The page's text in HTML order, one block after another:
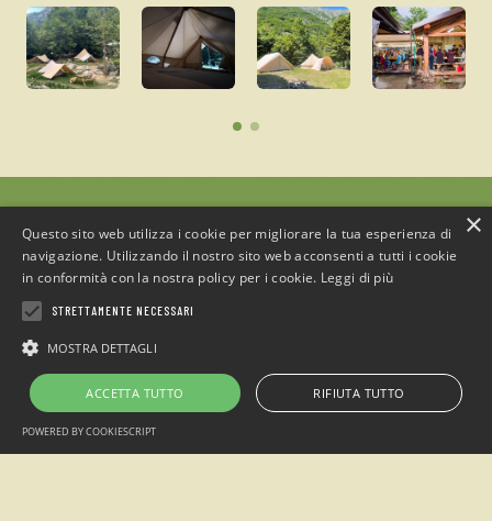
Campeggio“Sotto il Faggio”
Telefono: +39 0171.1935515 / Cell. +39 349.7305438
Email:
Alpimanie s.n.c - P.IVA 02770870042
2026 © Campeggio Sotto il Faggio creato daVisualworks
×
Questo sito web utilizza i cookie per migliorare la tua esperienza di
navigazione. Utilizzando il nostro sito web acconsenti a tutti i cookie
in conformità con la nostra policy per i cookie. Leggi di più
STRETTAMENTE NECESSARI
MOSTRA DETTAGLI
ACCETTA TUTTO RIFIUTA TUTTO
POWERED BY COOKIESCRIPT